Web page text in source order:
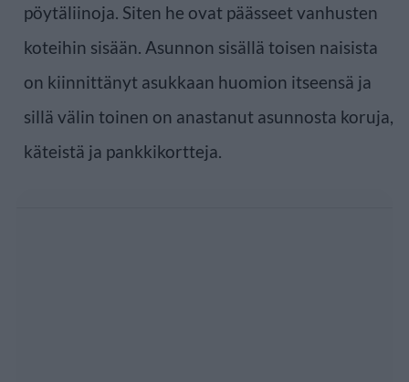
pöytäliinoja. Siten he ovat päässeet vanhusten
koteihin sisään. Asunnon sisällä toisen naisista
on kiinnittänyt asukkaan huomion itseensä ja
sillä välin toinen on anastanut asunnosta koruja,
käteistä ja pankkikortteja.